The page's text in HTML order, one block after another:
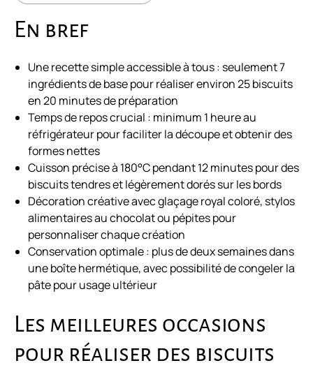
En bref
Une recette simple accessible à tous : seulement 7
ingrédients de base pour réaliser environ 25 biscuits
en 20 minutes de préparation
Temps de repos crucial : minimum 1 heure au
réfrigérateur pour faciliter la découpe et obtenir des
formes nettes
Cuisson précise à 180°C pendant 12 minutes pour des
biscuits tendres et légèrement dorés sur les bords
Décoration créative avec glaçage royal coloré, stylos
alimentaires au chocolat ou pépites pour
personnaliser chaque création
Conservation optimale : plus de deux semaines dans
une boîte hermétique, avec possibilité de congeler la
pâte pour usage ultérieur
Les meilleures occasions
pour réaliser des biscuits